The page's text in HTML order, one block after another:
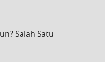
Salah Satu